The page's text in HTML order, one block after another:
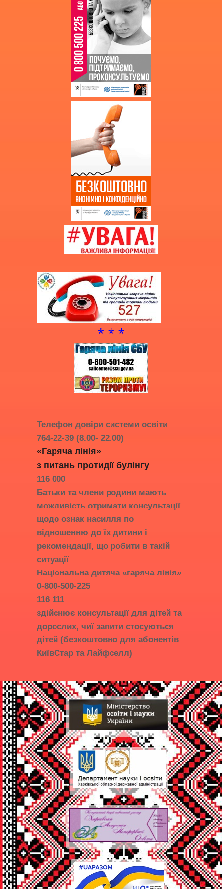
Кошторис
Фінансові звіти
Державні закупівлі
Звернення громадян
Благодійна допомога
Додаткова інформація
Витяг з протоколу про випуск
учнів (вихованців)
НМТ 2025
* * *
Телефон довіри системи освіти
764-22-39 (8.00- 22.00)
«Гаряча лінія»
з питань протидії булінгу
116 000
Батьки та члени родини мають
можливість отримати консультації
щодо ознак насилля по
відношенню до їх дитини і
рекомендації, що робити в такій
ситуації
Національна дитяча «гаряча лінія»
0-800-500-225
116 111
здійснює консультації для дітей та
дорослих, чиї запити стосуються
дітей (безкоштовно для абонентів
КиївСтар та Лайфселл)